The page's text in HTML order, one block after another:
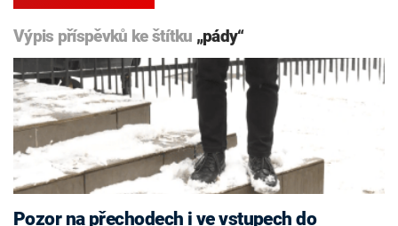
Výpis příspěvků ke štítku „pády“
Pozor na přechodech i ve vstupech do